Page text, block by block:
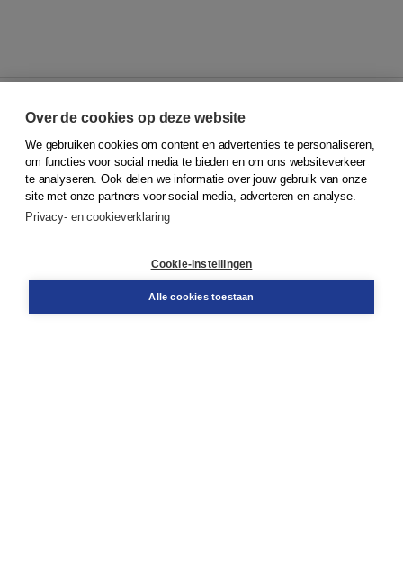
© 2026Koninklijke Boom uitgevers
Klantenservice
Service & informatie
Contact
Over de cookies op deze website
We gebruiken cookies om content en advertenties te personaliseren,
om functies voor social media te bieden en om ons websiteverkeer
te analyseren. Ook delen we informatie over jouw gebruik van onze
site met onze partners voor social media, adverteren en analyse.
Privacy- en cookieverklaring
Cookie-instellingen
Alle cookies toestaan